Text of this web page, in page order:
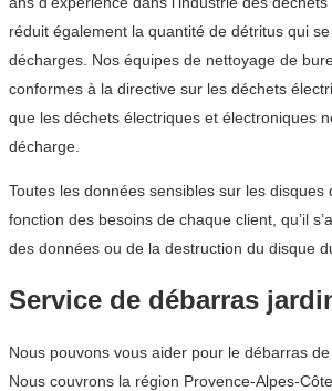
réduit également la quantité de détritus qui
décharges. Nos équipes de nettoyage de
conformes à la directive sur les déchets
que les déchets électriques et électroniques
décharge.
Toutes les données sensibles sur les disques
fonction des besoins de chaque client, qu’il
des données ou de la destruction du disque
Service de débarras
Nous pouvons vous aider pour le débarras
Nous couvrons la région Provence-Alpes-